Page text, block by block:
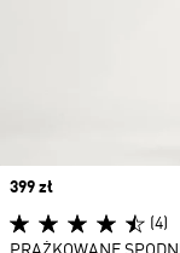
Price
399 zł
(4)